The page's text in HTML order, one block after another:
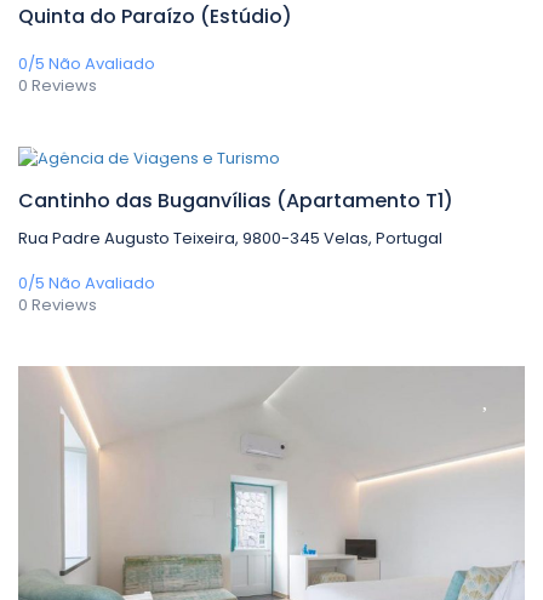
Quinta do Paraízo (Estúdio)
0/5 Não Avaliado
0 Reviews
0,00€/ 1 night(s)
Cantinho das Buganvílias (Apartamento T1)
Rua Padre Augusto Teixeira, 9800-345 Velas, Portugal
0/5 Não Avaliado
0 Reviews